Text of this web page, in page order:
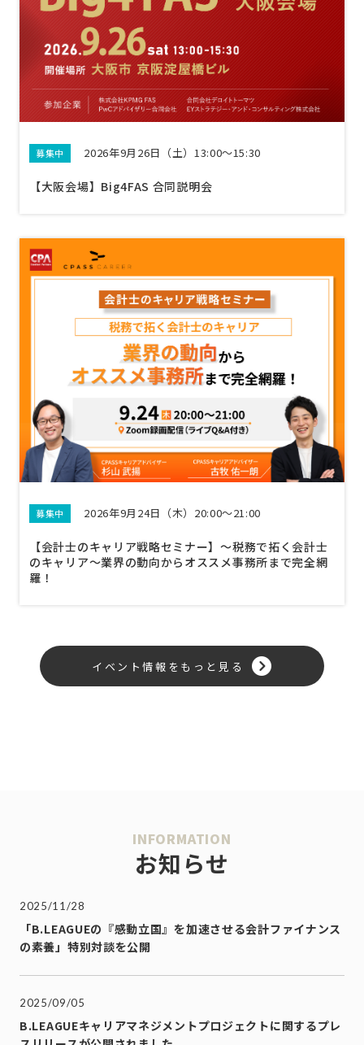
募集中 2026年9月26日（土）13:00〜15:30
【大阪会場】Big4FAS 合同説明会
募集中 2026年9月24日（木）20:00～21:00
【会計士のキャリア戦略セミナー】〜税務で拓く会計士
のキャリア〜業界の動向からオススメ事務所まで完全網
羅！
イベント情報をもっと見る
INFORMATION
お知らせ
2025/11/28
「B.LEAGUEの『感動立国』を加速させる会計ファイナンス
の素養」特別対談を公開
2025/09/05
B.LEAGUEキャリアマネジメントプロジェクトに関するプレ